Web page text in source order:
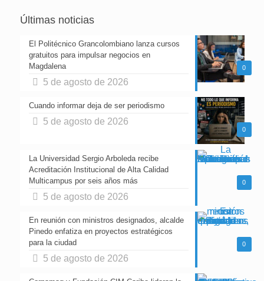
Últimas noticias
0
El Politécnico Grancolombiano lanza cursos
gratuitos para impulsar negocios en
Magdalena
5 de agosto de 2026
0
Cuando informar deja de ser periodismo
5 de agosto de 2026
0
La Universidad Sergio Arboleda recibe
Acreditación Institucional de Alta Calidad
Multicampus por seis años más
5 de agosto de 2026
0
En reunión con ministros designados, alcalde
Pinedo enfatiza en proyectos estratégicos
para la ciudad
5 de agosto de 2026